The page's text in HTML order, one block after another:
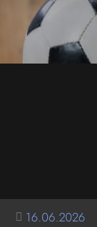
16.06.2026